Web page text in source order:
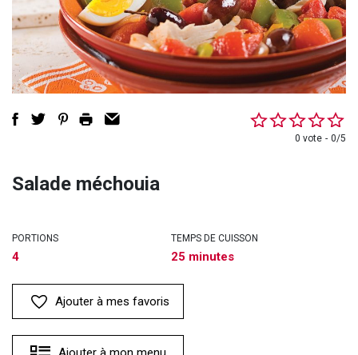
0 vote 0/5
Salade méchouia
PORTIONS
4
TEMPS DE CUISSON
25 minutes
Ajouter à mes favoris